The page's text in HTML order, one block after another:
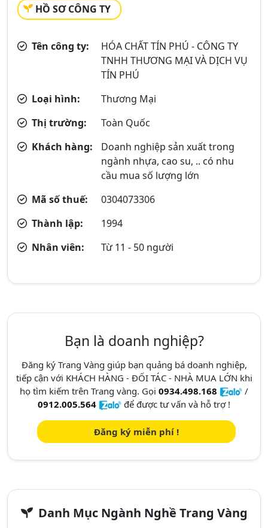
HỒ SƠ CÔNG TY
Tên công ty:
HÓA CHẤT TÍN PHÚ - CÔNG TY
TNHH THƯƠNG MẠI VÀ DỊCH VỤ
TÍN PHÚ
Loại hình:
Thương Mại
Thị trường:
Toàn Quốc
Khách hàng:
Doanh nghiệp sản xuất trong
ngành nhựa, cao su, .. có nhu
cầu mua số lượng lớn
Mã số thuế:
0304073306
Thành lập:
1994
Nhân viên:
Từ 11 - 50 người
Bạn là doanh nghiệp?
Đăng ký Trang Vàng giúp bạn quảng bá doanh nghiệp,
tiếp cận với KHÁCH HÀNG - ĐỐI TÁC - NHÀ MUA LỚN khi
họ tìm kiếm trên Trang vàng. Gọi 0934.498.168
/
0912.005.564
để được tư vấn và hỗ trợ !
Đăng ký miễn phí !
Danh Mục Ngành Nghề Trang Vàng